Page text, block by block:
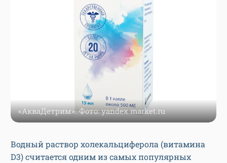
«АкваДетрим». Фото: yandex.market.ru
Водный раствор холекальциферола (витамина
D3) считается одним из самых популярных